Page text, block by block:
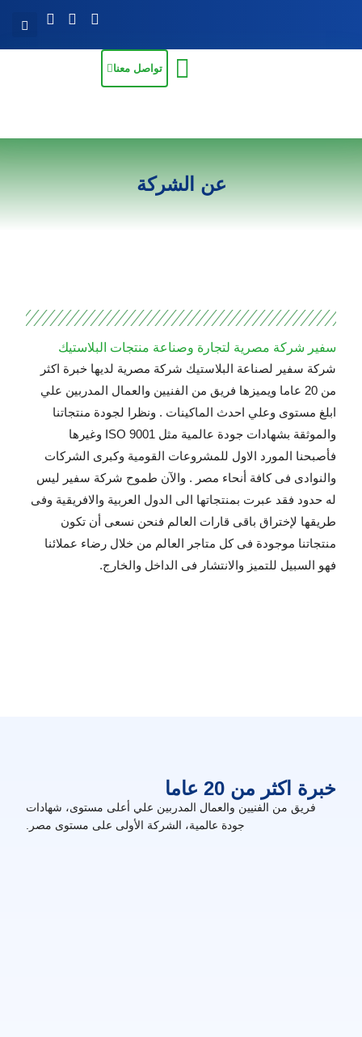
تواصل معنا
عن الشركة
سفير شركة مصرية لتجارة وصناعة منتجات البلاستيك
شركة سفير لصناعة البلاستيك شركة مصرية لديها خبرة اكثر
من 20 عاما ويميزها فريق من الفنيين والعمال المدربين علي
ابلغ مستوى وعلي احدث الماكينات . ونظرا لجودة منتجاتنا
والموثقة بشهادات جودة عالمية مثل 9001 ISO وغيرها
فأصبحنا المورد الاول للمشروعات القومية وكبرى الشركات
والنوادى فى كافة أنحاء مصر . والآن طموح شركة سفير ليس
له حدود فقد عبرت بمنتجاتها الى الدول العربية والافريقية وفى
طريقها لإختراق باقى قارات العالم فنحن نسعى أن تكون
منتجاتنا موجودة فى كل متاجر العالم من خلال رضاء عملائنا
فهو السبيل للتميز والانتشار فى الداخل والخارج.
خبرة اكثر من 20 عاما
فريق من الفنيين والعمال المدربين علي أعلى مستوى، شهادات
جودة عالمية، الشركة الأولى على مستوى مصر.